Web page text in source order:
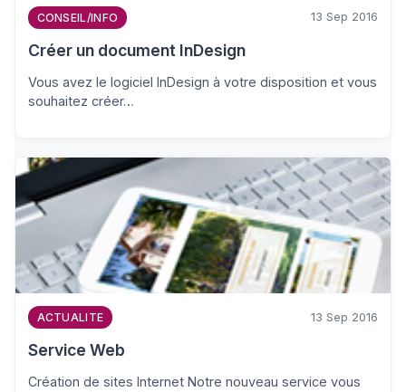
CONSEIL/INFO 13 Sep 2016
Créer un document InDesign
Vous avez le logiciel InDesign à votre disposition et vous
souhaitez créer…
ACTUALITE 13 Sep 2016
Service Web
Création de sites Internet Notre nouveau service vous